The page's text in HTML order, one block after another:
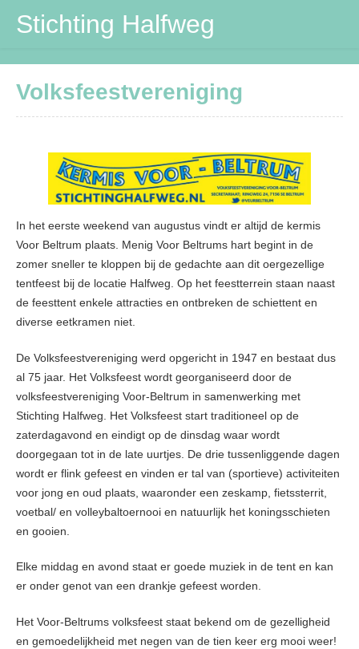
Stichting Halfweg
Stichting Halfweg
Volksfeestvereniging
Maïspotters
Verbouwing
Contactpersonen
Volksfeestvereniging
In het eerste weekend van augustus vindt er altijd de kermis
Voor Beltrum plaats. Menig Voor Beltrums hart begint in de
zomer sneller te kloppen bij de gedachte aan dit oergezellige
tentfeest bij de locatie Halfweg. Op het feestterrein staan naast
de feesttent enkele attracties en ontbreken de schiettent en
diverse eetkramen niet.
De Volksfeestvereniging werd opgericht in 1947 en bestaat dus
al 75 jaar. Het Volksfeest wordt georganiseerd door de
volksfeestvereniging Voor-Beltrum in samenwerking met
Stichting Halfweg. Het Volksfeest start traditioneel op de
zaterdagavond en eindigt op de dinsdag waar wordt
doorgegaan tot in de late uurtjes. De drie tussenliggende dagen
wordt er flink gefeest en vinden er tal van (sportieve) activiteiten
voor jong en oud plaats, waaronder een zeskamp, fietssterrit,
voetbal/ en volleybaltoernooi en natuurlijk het koningsschieten
en gooien.
Elke middag en avond staat er goede muziek in de tent en kan
er onder genot van een drankje gefeest worden.
Het Voor-Beltrums volksfeest staat bekend om de gezelligheid
en gemoedelijkheid met negen van de tien keer erg mooi weer!